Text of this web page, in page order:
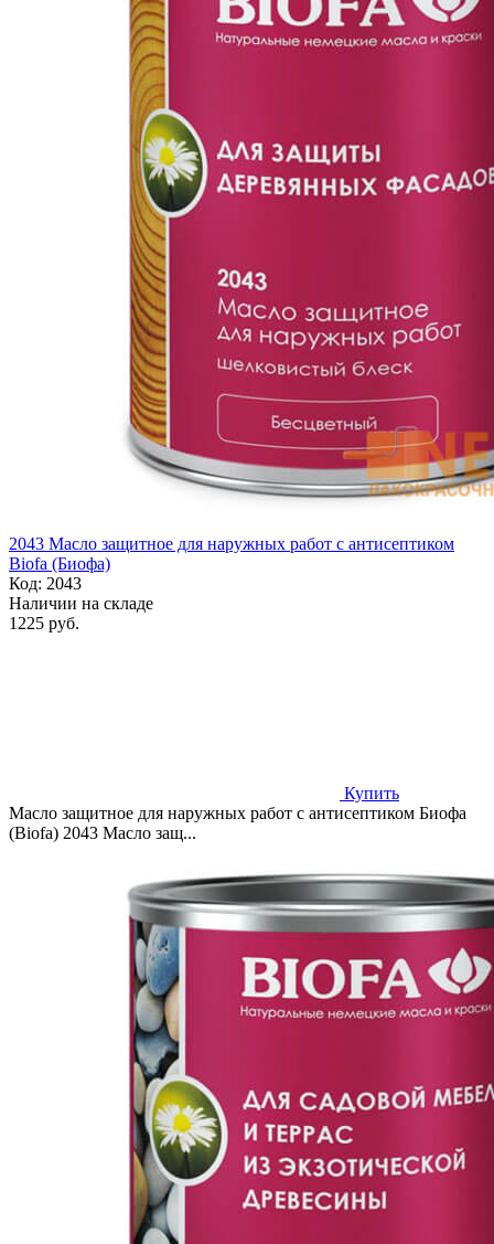
2043 Масло защитное для наружных работ с антисептиком
Biofa (Биофа)
Код: 2043
Наличии на складе
1225 руб.
Купить
Масло защитное для наружных работ с антисептиком Биофа
(Biofa) 2043 Масло защ...